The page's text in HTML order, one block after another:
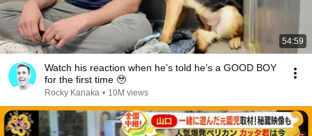
54:59
Watch his reaction when he’s told he’s a GOOD BOY
for the first time 🥹
Rocky Kanaka • 10M views